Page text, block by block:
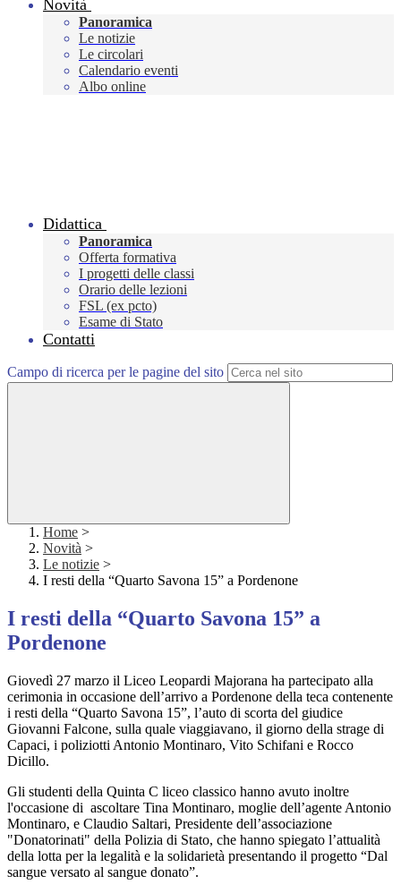
Novità
Panoramica
Le notizie
Le circolari
Calendario eventi
Albo online
Didattica
Panoramica
Offerta formativa
I progetti delle classi
Orario delle lezioni
FSL (ex pcto)
Esame di Stato
Contatti
Campo di ricerca per le pagine del sito
Home >
Novità >
Le notizie >
I resti della “Quarto Savona 15” a Pordenone
I resti della “Quarto Savona 15” a
Pordenone
Giovedì 27 marzo il Liceo Leopardi Majorana ha partecipato alla
cerimonia in occasione dell’arrivo a Pordenone della teca contenente
i resti della “Quarto Savona 15”, l’auto di scorta del giudice
Giovanni Falcone, sulla quale viaggiavano, il giorno della strage di
Capaci, i poliziotti Antonio Montinaro, Vito Schifani e Rocco
Dicillo.
Gli studenti della Quinta C liceo classico hanno avuto inoltre
l'occasione di ascoltare Tina Montinaro, moglie dell’agente Antonio
Montinaro, e Claudio Saltari, Presidente dell’associazione
"Donatorinati" della Polizia di Stato, che hanno spiegato l’attualità
della lotta per la legalità e la solidarietà presentando il progetto “Dal
sangue versato al sangue donato”.